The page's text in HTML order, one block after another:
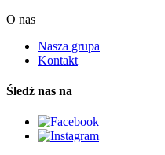
O nas
Nasza grupa
Kontakt
Śledź nas na